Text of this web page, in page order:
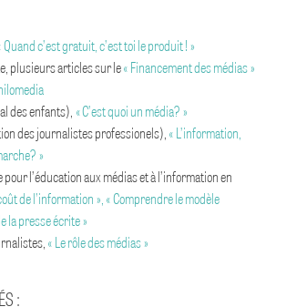
RAISONS DE FAIRE CONFIANCE À LA PRESSE
AUX SITES DE PRESSE QUOTIDIENNE
PLUS QUE JAMAIS ESSENTIELLE
– MARRE DES BRASSEURS D’AIR
NUMÉRIQUE – PROF-RELAIS
NUMÉRIQUE
Quand c’est gratuit, c’est toi le produit ! »
plusieurs articles sur le« Financement des médias »
des enfants), « C’est quoi un média? »
des journalistes professionels), « L’information,
»
pour l’éducation aux médias et à l’information en
de l’information », « Comprendre le modèle
la presse écrite »
« Le rôle des médias »
: